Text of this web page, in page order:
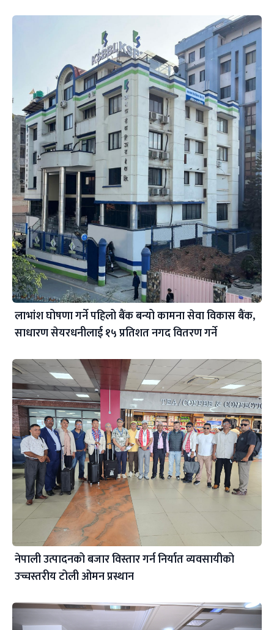
लाभांश घोषणा गर्ने पहिलो बैंक बन्यो कामना सेवा विकास बैंक,
साधारण सेयरधनीलाई १५ प्रतिशत नगद वितरण गर्ने
नेपाली उत्पादनको बजार विस्तार गर्न निर्यात व्यवसायीको
उच्चस्तरीय टोली ओमन प्रस्थान